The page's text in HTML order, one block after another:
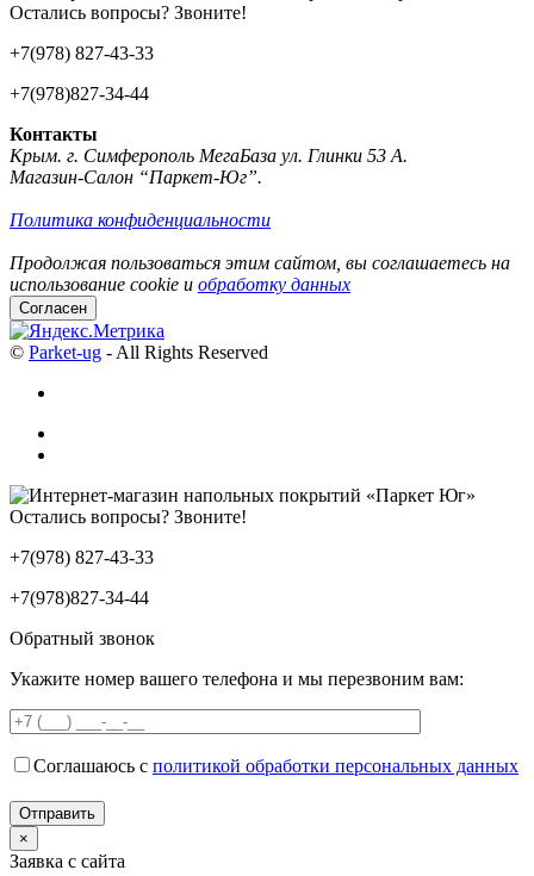
Остались вопросы? Звоните!
+7(978) 827-43-33
+7(978)827-34-44
Контакты
Крым. г. Симферополь МегаБаза ул. Глинки 53 А.
Магазин-Салон “Паркет-Юг”.
Политика конфиденциальности
Продолжая пользоваться этим сайтом, вы соглашаетесь на
использование cookie и обработку данных
Согласен
© Parket-ug - All Rights Reserved
Остались вопросы? Звоните!
+7(978) 827-43-33
+7(978)827-34-44
Обратный звонок
Укажите номер вашего телефона и мы перезвоним вам:
Соглашаюсь с политикой обработки персональных данных
×
Заявка с сайта